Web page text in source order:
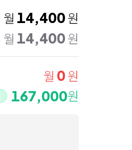
월 14,400 원
월 14,400 원
월 0 원
167,000원